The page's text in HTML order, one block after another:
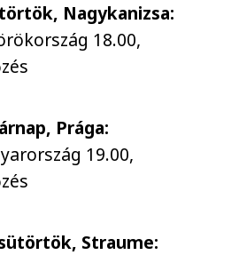
Nagykanizsa:
18.00,
Prága:
19.00,
Straume: